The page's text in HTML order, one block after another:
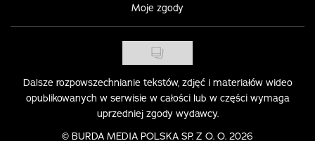
Moje zgody
Dalsze rozpowszechnianie tekstów, zdjęć i materiałów wideo
opublikowanych w serwisie w całości lub w części wymaga
uprzedniej zgody wydawcy.
© BURDA MEDIA POLSKA SP. Z O. O. 2026